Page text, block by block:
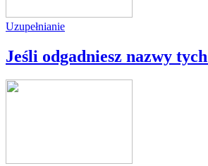
Uzupełnianie
Jeśli odgadniesz nazwy